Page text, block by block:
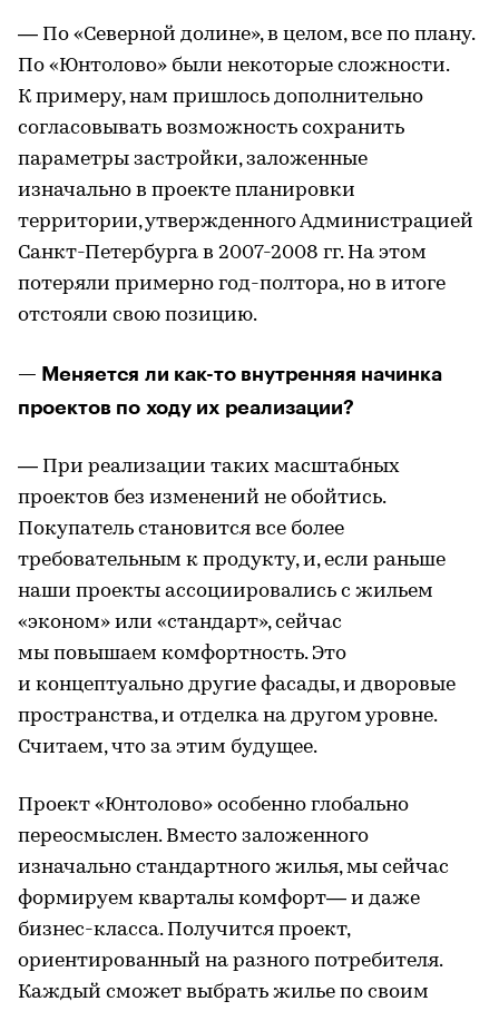
— По «Северной долине», в целом, все по плану.
По «Юнтолово» были некоторые сложности.
К примеру, нам пришлось дополнительно
согласовывать возможность сохранить
параметры застройки, заложенные
изначально в проекте планировки
территории, утвержденного Администрацией
Санкт-Петербурга в 2007-2008 гг. На этом
потеряли примерно год-полтора, но в итоге
отстояли свою позицию.
— Меняется ли как-то внутренняя начинка
проектов по ходу их реализации?
— При реализации таких масштабных
проектов без изменений не обойтись.
Покупатель становится все более
требовательным к продукту, и, если раньше
наши проекты ассоциировались с жильем
«эконом» или «стандарт», сейчас
мы повышаем комфортность. Это
и концептуально другие фасады, и дворовые
пространства, и отделка на другом уровне.
Считаем, что за этим будущее.
Проект «Юнтолово» особенно глобально
переосмыслен. Вместо заложенного
изначально стандартного жилья, мы сейчас
формируем кварталы комфорт— и даже
бизнес-класса. Получится проект,
ориентированный на разного потребителя.
Каждый сможет выбрать жилье по своим